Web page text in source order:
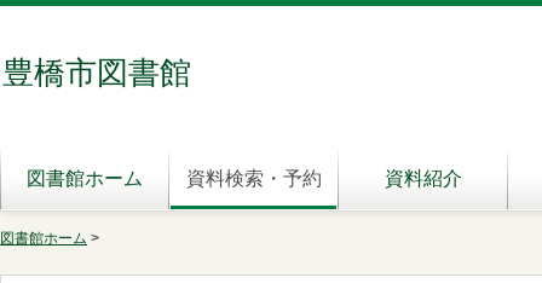
豊橋市図書館
図書館ホーム 資料検索・予約 資料紹介
図書館ホーム >